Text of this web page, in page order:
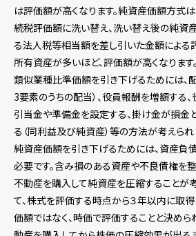
は評価額が高くなります。純資産価額方式
続税評価額に洗い替え、洗い替え後の純資
る法人税等相当額を差し引いた金額による評
所有資産が多いほど、評価額が高くなります。
類似業種比準価額を引き下げるためには、
3要素のうちの配当）、役員報酬を増額する
引当金や準備金を設定する、掛け金が損金
る（同利益及び純資産）等の方法が考えられ
純資産価額を引き下げるためには、資産負
必要です。含み損のある資産や不良債権を整
不動産を購入して純資産を圧縮することが
て、株式を評価する時点から３年以内に取
価額ではなく、時価で評価することと決めら